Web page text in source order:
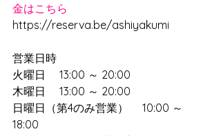
金はこちら
https://reserva.be/ashiyakumi
営業日時
火曜日　 13:00 ～ 20:00
木曜日　 13:00 ～ 20:00
日曜日（第4のみ営業）　 10:00 ～
18:00